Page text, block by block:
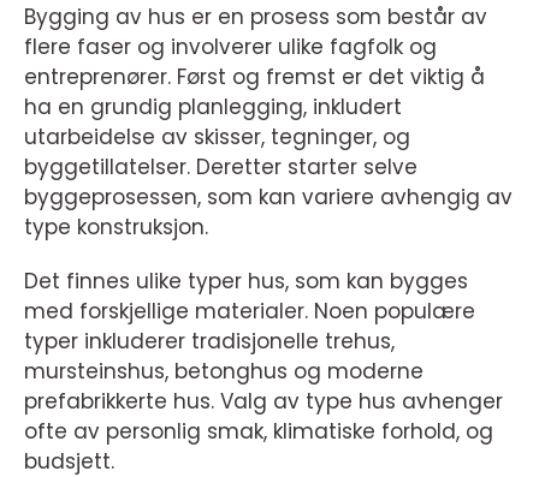
Bygging av hus er en prosess som består av
flere faser og involverer ulike fagfolk og
entreprenører. Først og fremst er det viktig å
ha en grundig planlegging, inkludert
utarbeidelse av skisser, tegninger, og
byggetillatelser. Deretter starter selve
byggeprosessen, som kan variere avhengig av
type konstruksjon.
Det finnes ulike typer hus, som kan bygges
med forskjellige materialer. Noen populære
typer inkluderer tradisjonelle trehus,
mursteinshus, betonghus og moderne
prefabrikkerte hus. Valg av type hus avhenger
ofte av personlig smak, klimatiske forhold, og
budsjett.